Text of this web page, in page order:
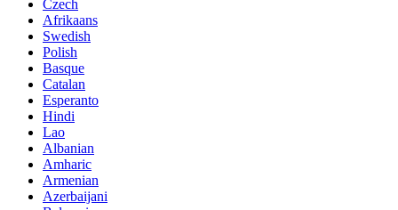
Czech
Afrikaans
Swedish
Polish
Basque
Catalan
Esperanto
Hindi
Lao
Albanian
Amharic
Armenian
Azerbaijani